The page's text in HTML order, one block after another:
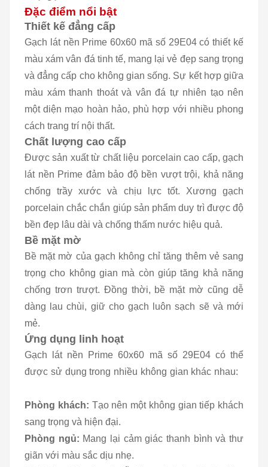
Đặc điểm nổi bật
Thiết kế đẳng cấp
Gạch lát nền Prime 60x60 mã số 29E04 có thiết kế
màu xám vân đá tinh tế, mang lại vẻ đẹp sang trọng
và đẳng cấp cho không gian sống. Sự kết hợp giữa
màu xám thanh thoát và vân đá tự nhiên tạo nên
một diện mạo hoàn hảo, phù hợp với nhiều phong
cách trang trí nội thất.
Chất lượng cao cấp
Được sản xuất từ chất liệu porcelain cao cấp, gạch
lát nền Prime đảm bảo độ bền vượt trội, khả năng
chống trầy xước và chịu lực tốt. Xương gạch
porcelain chắc chắn giúp sản phẩm duy trì được độ
bền đẹp lâu dài và chống thấm nước hiệu quả.
Bề mặt mờ
Bề mặt mờ của gạch không chỉ tăng thêm vẻ sang
trọng cho không gian mà còn giúp tăng khả năng
chống trơn trượt. Đồng thời, bề mặt mờ cũng dễ
dàng lau chùi, giữ cho gạch luôn sạch sẽ và mới
mẻ.
Ứng dụng linh hoạt
Gạch lát nền Prime 60x60 mã số 29E04 có thể
được sử dụng trong nhiều không gian khác nhau:
Phòng khách: Tạo nên một không gian tiếp khách
sang trọng và hiện đại.
Phòng ngủ: Mang lại cảm giác thanh bình và thư
giãn với màu sắc dịu nhẹ.